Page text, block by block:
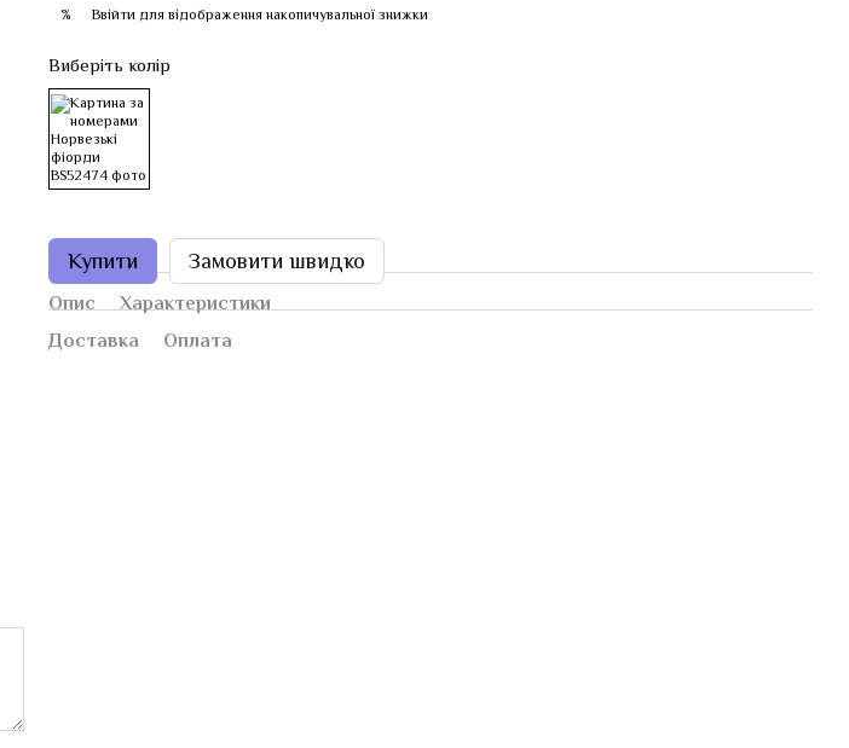
% Ввійти для відображення накопичувальної знижки
Виберіть колір
Купити Замовити швидко
Опис
Характеристики
Доставка
Оплата